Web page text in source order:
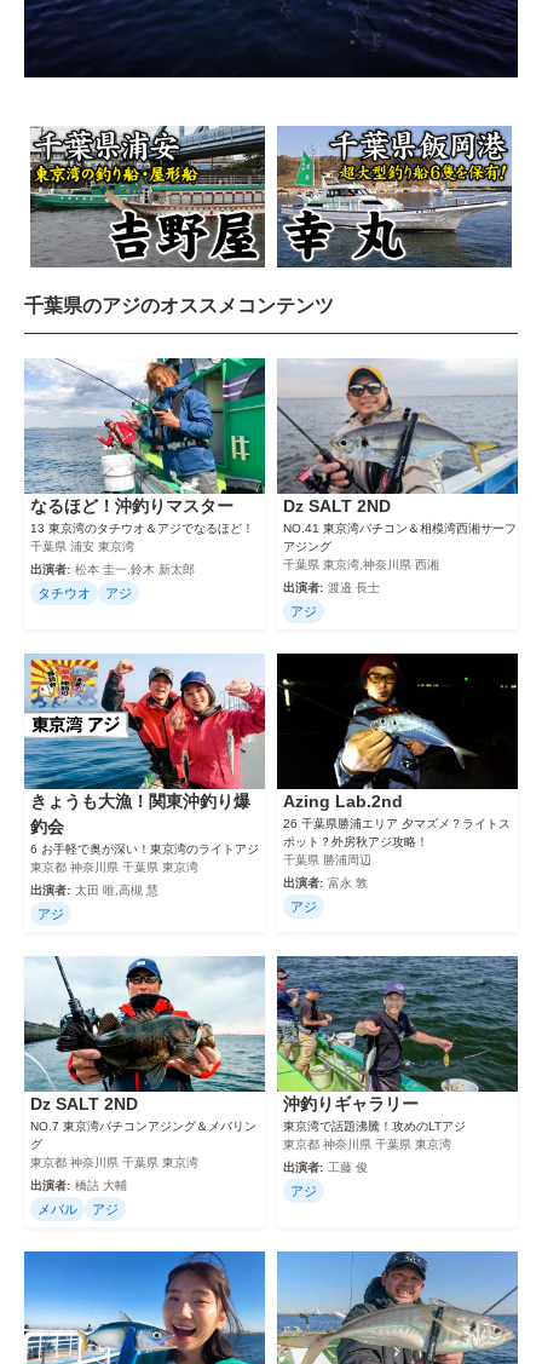
千葉県のアジのオススメコンテンツ
なるほど！沖釣りマスター
13 東京湾のタチウオ＆アジでなるほど！
千葉県 浦安 東京湾
出演者: 松本 圭一,鈴木 新太郎
タチウオ アジ
Dz SALT 2ND
NO.41 東京湾バチコン＆相模湾西湘サーフ
アジング
千葉県 東京湾,神奈川県 西湘
出演者: 渡邉 長士
アジ
きょうも大漁！関東沖釣り爆
釣会
6 お手軽で奥が深い！東京湾のライトアジ
東京都 神奈川県 千葉県 東京湾
出演者: 太田 唯,高槻 慧
アジ
Azing Lab.2nd
26 千葉県勝浦エリア 夕マズメ？ライトス
ポット？外房秋アジ攻略！
千葉県 勝浦周辺
出演者: 富永 敦
アジ
Dz SALT 2ND
NO.7 東京湾バチコンアジング＆メバリン
グ
東京都 神奈川県 千葉県 東京湾
出演者: 橋詰 大輔
メバル アジ
沖釣りギャラリー
東京湾で話題沸騰！攻めのLTアジ
東京都 神奈川県 千葉県 東京湾
出演者: 工藤 俊
アジ